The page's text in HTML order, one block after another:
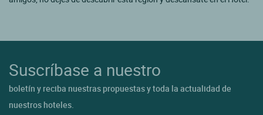
Suscríbase a nuestro
boletín y reciba nuestras propuestas y toda la actualidad de
nuestros hoteles.